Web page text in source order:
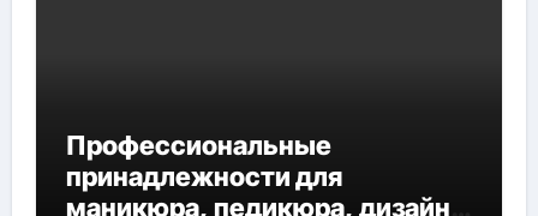
Профессиональные
принадлежности для
маникюра, педикюра, дизайна